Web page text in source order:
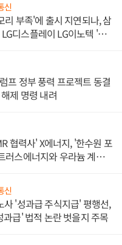
신
리 부족'에 출시 지연되나, 삼
디스플레이 LG이노텍 '탈
프 정부 풍력 프로젝트 동결
제 명령 내려
협력사' X에너지, '한수원 포
러스에너지와 우라늄 계약
신
사 '성과급 주식지급' 평행선,
급' 법적 논란 벗을지 주목